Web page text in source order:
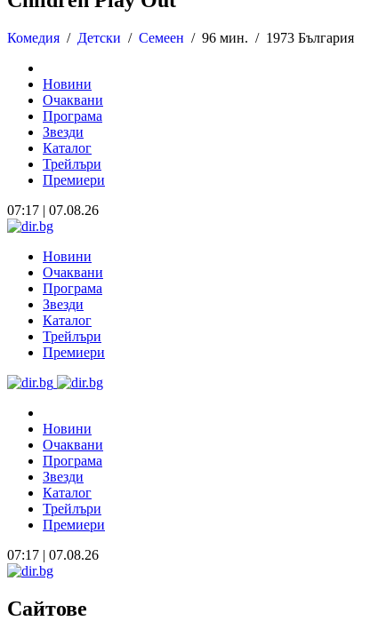
Комедия / Детски / Семеен / 96 мин. / 1973 България
Новини
Очаквани
Програма
Звезди
Каталог
Трейлъри
Премиери
07:17 | 07.08.26
Новини
Очаквани
Програма
Звезди
Каталог
Трейлъри
Премиери
Новини
Очаквани
Програма
Звезди
Каталог
Трейлъри
Премиери
07:17 | 07.08.26
Сайтове